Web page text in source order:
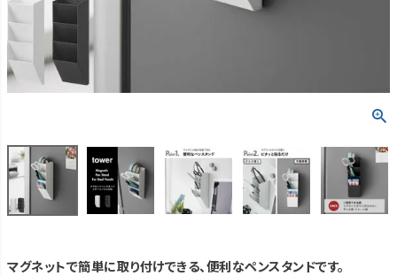
マグネットで簡単に取り付けできる、便利なペンスタンドです。